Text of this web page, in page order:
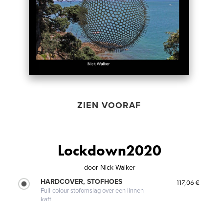
ZIEN VOORAF
Lockdown2020
door Nick Walker
HARDCOVER, STOFHOES
Full-colour stofomslag over een linnen
117,06 €